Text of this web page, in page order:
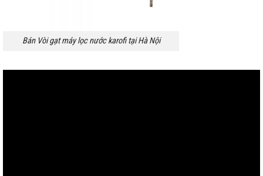
Bán Vòi gạt máy lọc nước karofi tại Hà Nội